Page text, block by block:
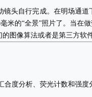
头自行完成。在明场通
米的“全景”照片了。当
图像算法或者是第三方软
度分析、荧光计数和强